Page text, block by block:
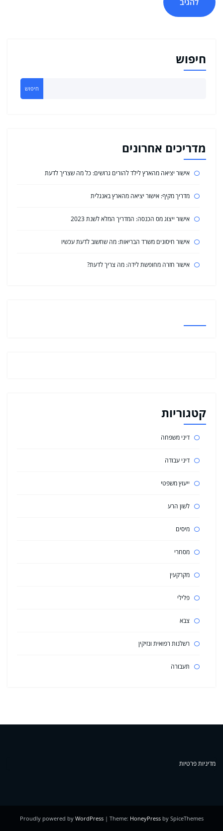
חיפוש
חיפוש
מדריכים אחרונים
אישור יציאה מהארץ לילד להורים גרושים: כל מה שצריך לדעת
מדריך מקיף: אישור יציאה מהארץ באנגלית
אישור ייצוג מס הכנסה: המדריך המלא לשנת 2023
אישור חיסונים משרד הבריאות: מה שחשוב לדעת עכשיו
אישור חזרה מחופשת לידה: מה צריך לדעת?
קטגוריות
דיני משפחה
דיני עבודה
ייעוץ משפטי
לשון הרע
מיסים
מסחרי
מקרקעין
פלילי
צבא
רשלנות רפואית ונזיקין
תעבורה
מדיניות פרטיות
Proudly powered by WordPress| Theme: HoneyPressby SpiceThemes